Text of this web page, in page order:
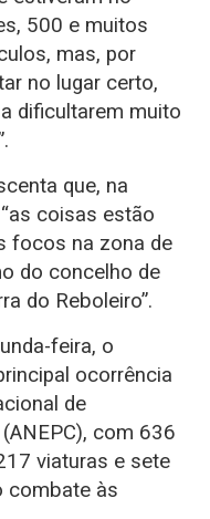
500 e muitos
mas, por
no lugar certo,
dificultarem muito
que, na
coisas estão
focos na zona de
do concelho de
do Reboleiro”.
feira, o
ocorrência
de
com 636
viaturas e sete
combate às